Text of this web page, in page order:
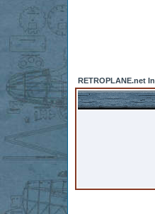
RETROPLANE.net